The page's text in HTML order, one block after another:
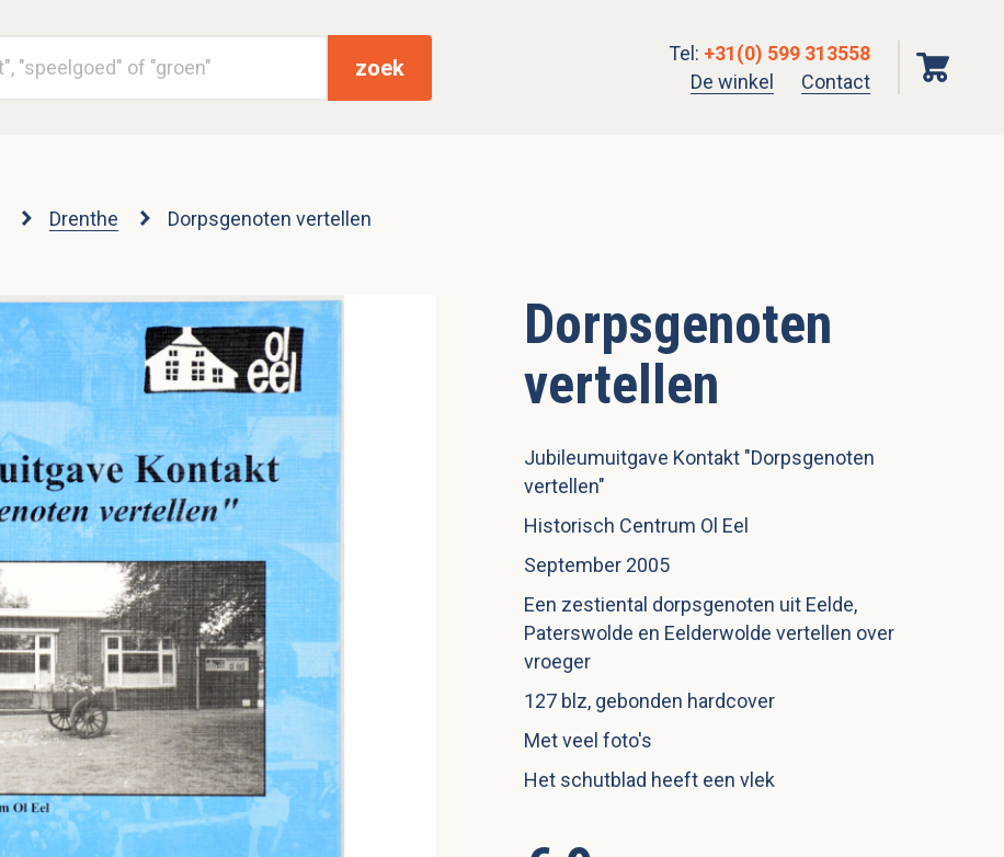
zoek
Tel: +31(0) 599 313558
De winkel
Contact
Drenthe Dorpsgenoten vertellen
Dorpsgenoten
vertellen
Jubileumuitgave Kontakt "Dorpsgenoten
vertellen"
Historisch Centrum Ol Eel
September 2005
Een zestiental dorpsgenoten uit Eelde,
Paterswolde en Eelderwolde vertellen over
vroeger
127 blz, gebonden hardcover
Met veel foto's
Het schutblad heeft een vlek